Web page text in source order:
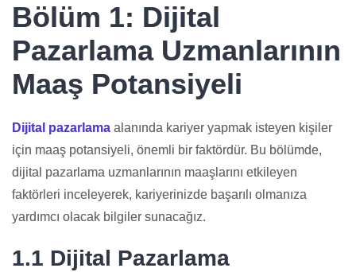
Bölüm 1: Dijital
Pazarlama Uzmanlarının
Maaş Potansiyeli
Dijital pazarlama alanında kariyer yapmak isteyen kişiler
için maaş potansiyeli, önemli bir faktördür. Bu bölümde,
dijital pazarlama uzmanlarının maaşlarını etkileyen
faktörleri inceleyerek, kariyerinizde başarılı olmanıza
yardımcı olacak bilgiler sunacağız.
1.1 Dijital Pazarlama